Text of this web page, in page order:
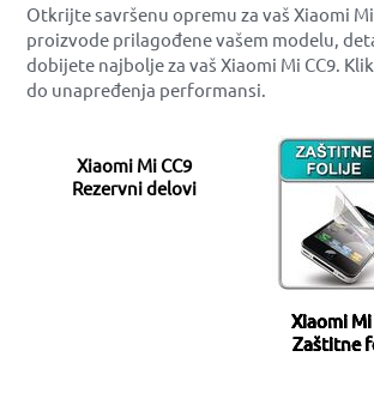
Otkrijte savršenu opremu za vaš Xiaomi
proizvode prilagođene vašem modelu,
dobijete najbolje za vaš Xiaomi Mi CC9.
do unapređenja performansi.
Xiaomi Mi CC9
Rezervni delovi
Xiaomi Mi
Zaštitne